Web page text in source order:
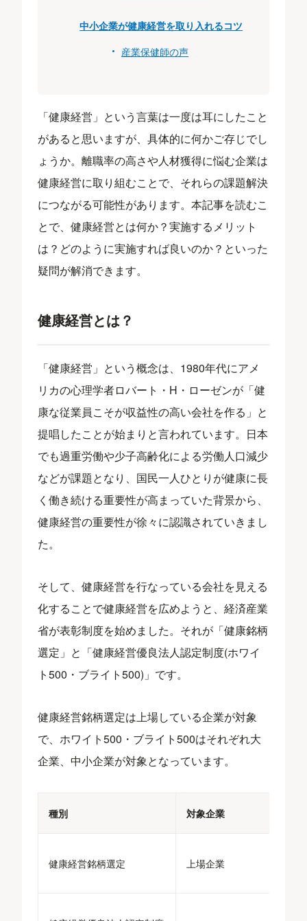
中小企業が健康経営を取り入れるコツ
産業保健師の声
「健康経営」という言葉は一度は耳にしたこと
があると思いますが、具体的に何かご存じでし
ょうか。離職率の高さや人材獲得に悩む企業は
健康経営に取り組むことで、それらの課題解決
につながる可能性があります。本記事を読むこ
とで、健康経営とは何か？実施するメリット
は？どのように実施すれば良いのか？といった
疑問が解消できます。
健康経営とは？
「健康経営」という概念は、1980年代にアメ
リカの心理学者ロバート・H・ローゼンが「健
康な従業員こそが収益性の高い会社を作る」と
提唱したことが始まりと言われています。日本
でも過重労働や少子高齢化による労働人口減少
などが課題となり、国民一人ひとりが健康に長
く働き続ける重要性が高まっていた背景から、
健康経営の重要性が徐々に認識されていきまし
た。
そして、健康経営を行なっている会社を見える
化することで健康経営を広めようと、経済産業
省が表彰制度を始めました。それが「健康銘柄
選定」と「健康経営優良法人認定制度(ホワイ
ト500・ブライト500)」です。
健康経営銘柄選定は上場している企業が対象
で、ホワイト500・ブライト500はそれぞれ大
企業、中小企業が対象となっています。
種別 対象企業
健康経営銘柄選定 上場企業